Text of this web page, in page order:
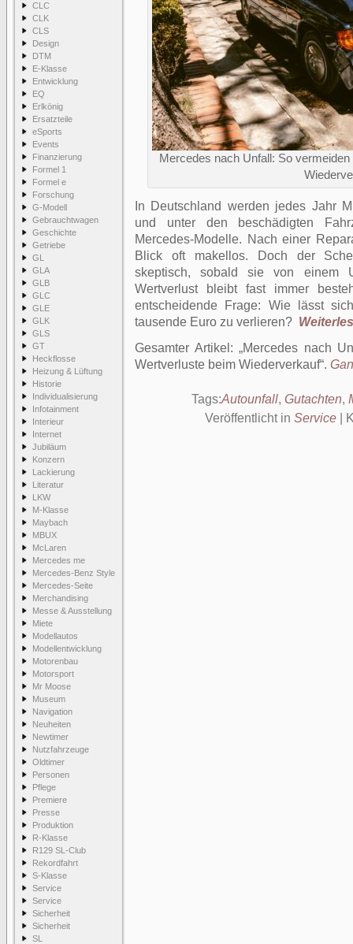
CLC
CLK
CLS
Design
DTM
E-Klasse
Entwicklung
EQ
Erlkönig
Ersatzteile
eSports
Events
Finanzierung
Formel 1
Formel e
Forschung
G-Modell
Gebrauchtwagen
Geschichte
Getriebe
GL
GLA
GLB
GLC
GLE
GLK
GLS
GT
Heckflosse
Heizung & Lüftung
Historie
Individualisierung
Infotainment
Interieur
Internet
Jubiläum
Konzern
Lackierung
Literatur
LKW
M-Klasse
Maybach
MBUX
McLaren
Mercedes me
Mercedes-Benz Style
Mercedes-Seite
Merchandising
Messe & Ausstellung
Miete
Modellautos
Modellentwicklung
Motorenbau
Motorsport
Mr Moose
Museum
Navigation
Neuheiten
Newtimer
Nutzfahrzeuge
Oldtimer
Personen
Pflege
Premiere
Presse
Produktion
R-Klasse
R129 SL-Club
Rekordfahrt
S-Klasse
Service
Service
Sicherheit
Sicherheit
SL
Mercedes nach Unfall: So
In Deutschland werden jedes Jahr
und unter den beschädigten
Mercedes-Modelle. Nach einer
Blick oft makellos. Doch der
skeptisch, sobald sie von einem
Wertverlust bleibt fast immer
entscheidende Frage: Wie lässt
tausende Euro zu verlieren?
Gesamter Artikel:
Mercedes nach
Wertverluste beim Wiederverkauf .
Tags:Autounfall, Gutachten,
Veröffentlicht in Service|